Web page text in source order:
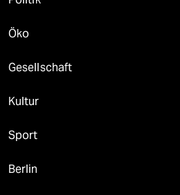
Öko
Gesellschaft
Kultur
Sport
Berlin